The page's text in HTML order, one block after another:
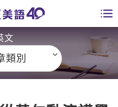
員專區
文
類別